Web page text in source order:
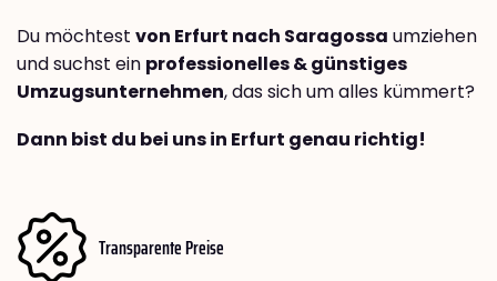
Du möchtest von Erfurt nach Saragossa umziehen
und suchst ein professionelles & günstiges
Umzugsunternehmen, das sich um alles kümmert?
Dann bist du bei uns in Erfurt genau richtig!
Transparente Preise